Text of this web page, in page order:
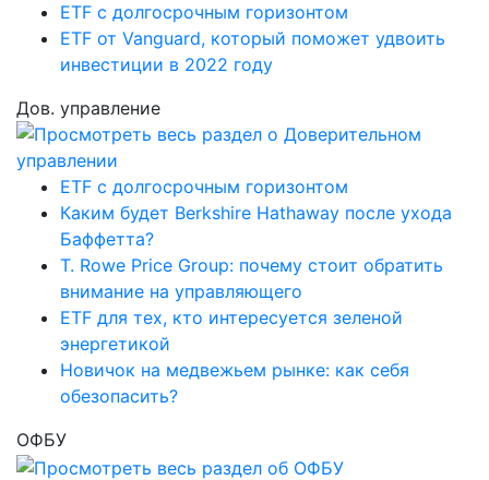
ETF с долгосрочным горизонтом
ETF от Vanguard, который поможет удвоить
инвестиции в 2022 году
Дов. управление
ETF с долгосрочным горизонтом
Каким будет Berkshire Hathaway после ухода
Баффетта?
T. Rowe Price Group: почему стоит обратить
внимание на управляющего
ETF для тех, кто интересуется зеленой
энергетикой
Новичок на медвежьем рынке: как себя
обезопасить?
ОФБУ